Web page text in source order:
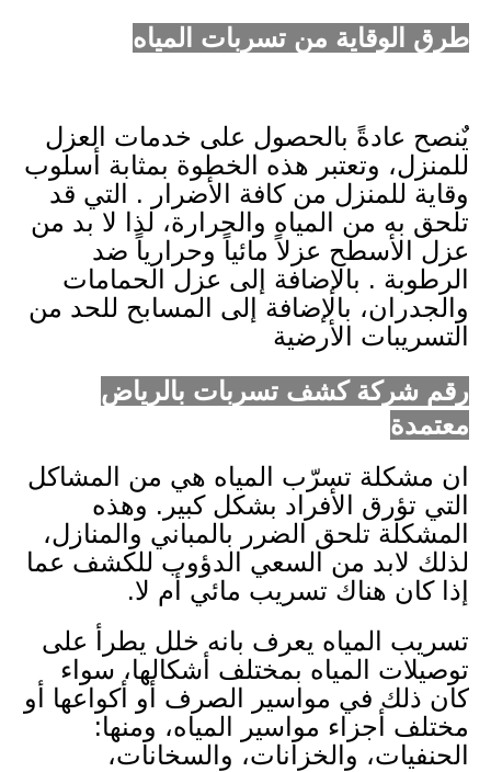
طرق الوقاية من تسربات المياه
يٌنصح عادةً بالحصول على خدمات العزل
للمنزل، وتعتبر هذه الخطوة بمثابة أسلوب
وقاية للمنزل من كافة الأضرار . التي قد
تلحق به من المياه والحرارة، لذا لا بد من
عزل الأسطح عزلاً مائياً وحرارياً ضد
الرطوبة . بالإضافة إلى عزل الحمامات
والجدران، بالإضافة إلى المسابح للحد من
التسريبات الأرضية
رقم شركة كشف تسربات بالرياض
معتمدة
ان مشكلة تسرّب المياه هي من المشاكل
التي تؤرق الأفراد بشكل كبير. وهذه
المشكلة تلحق الضرر بالمباني والمنازل،
لذلك لابد من السعي الدؤوب للكشف عما
إذا كان هناك تسريب مائي أم لا.
تسريب المياه يعرف بانه خلل يطرأ على
توصيلات المياه بمختلف أشكالها، سواء
كان ذلك في مواسير الصرف أو أكواعها أو
مختلف أجزاء مواسير المياه، ومنها:
الحنفيات، والخزانات، والسخانات،